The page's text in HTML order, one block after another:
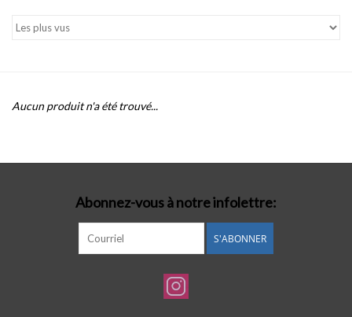
Badmode
Aucun produit n'a été trouvé...
Abonnez-vous à notre infolettre:
S'ABONNER